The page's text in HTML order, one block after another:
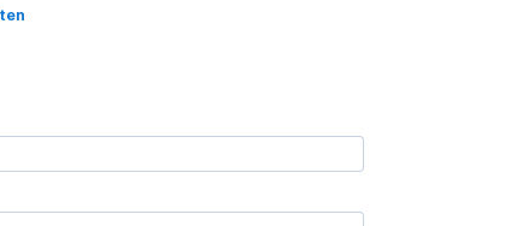
MEHR ENTDECKEN